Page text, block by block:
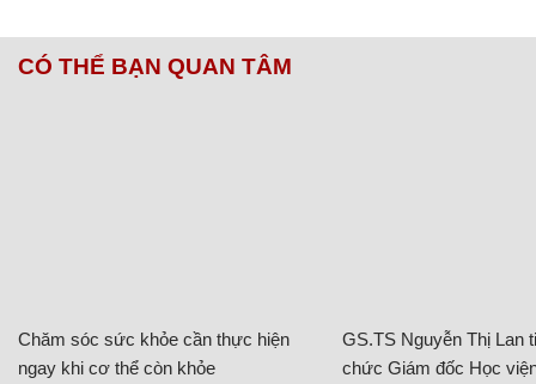
CÓ THỂ BẠN QUAN TÂM
Chăm sóc sức khỏe cần thực hiện
ngay khi cơ thể còn khỏe
GS.TS Nguyễn Thị Lan
chức Giám đốc Học